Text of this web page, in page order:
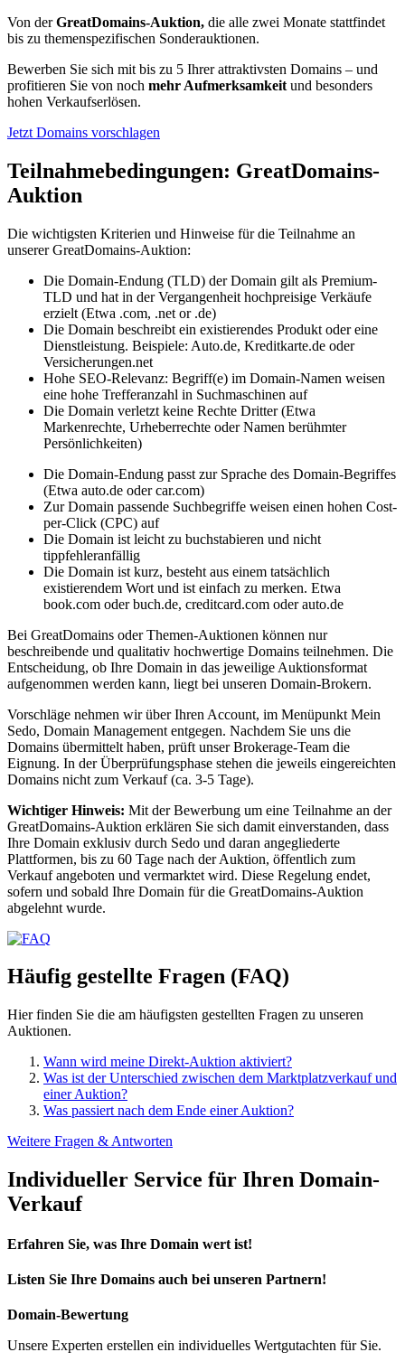
Von derGreatDomains-Auktion, die alle zwei Monate stattfindet
bis zu themenspezifischen Sonderauktionen.
Bewerben Sie sich mit bis zu 5 Ihrer attraktivsten Domains – und
profitieren Sie von noch mehr Aufmerksamkeit und besonders
hohen Verkaufserlösen.
Jetzt Domains vorschlagen
Teilnahmebedingungen: GreatDomains-
Auktion
Die wichtigsten Kriterien und Hinweise für die Teilnahme an
unserer GreatDomains-Auktion:
Die Domain-Endung (TLD) der Domain gilt als Premium-
TLD und hat in der Vergangenheit hochpreisige Verkäufe
erzielt (Etwa .com, .net or .de)
Die Domain beschreibt ein existierendes Produkt oder eine
Dienstleistung. Beispiele: Auto.de, Kreditkarte.de oder
Versicherungen.net
Hohe SEO-Relevanz: Begriff(e) im Domain-Namen weisen
eine hohe Trefferanzahl in Suchmaschinen auf
Die Domain verletzt keine Rechte Dritter (Etwa
Markenrechte, Urheberrechte oder Namen berühmter
Persönlichkeiten)
Die Domain-Endung passt zur Sprache des Domain-Begriffes
(Etwa auto.de oder car.com)
Zur Domain passende Suchbegriffe weisen einen hohen Cost-
per-Click (CPC) auf
Die Domain ist leicht zu buchstabieren und nicht
tippfehleranfällig
Die Domain ist kurz, besteht aus einem tatsächlich
existierendem Wort und ist einfach zu merken. Etwa
book.com oder buch.de, creditcard.com oder auto.de
Bei GreatDomains oder Themen-Auktionen können nur
beschreibende und qualitativ hochwertige Domains teilnehmen. Die
Entscheidung, ob Ihre Domain in das jeweilige Auktionsformat
aufgenommen werden kann, liegt bei unseren Domain-Brokern.
Vorschläge nehmen wir über Ihren Account, im Menüpunkt Mein
Sedo, Domain Management entgegen. Nachdem Sie uns die
Domains übermittelt haben, prüft unser Brokerage-Team die
Eignung. In der Überprüfungsphase stehen die jeweils eingereichten
Domains nicht zum Verkauf (ca. 3-5 Tage).
Wichtiger Hinweis: Mit der Bewerbung um eine Teilnahme an der
GreatDomains-Auktion erklären Sie sich damit einverstanden, dass
Ihre Domain exklusiv durch Sedo und daran angegliederte
Plattformen, bis zu 60 Tage nach der Auktion, öffentlich zum
Verkauf angeboten und vermarktet wird. Diese Regelung endet,
sofern und sobald Ihre Domain für die GreatDomains-Auktion
abgelehnt wurde.
Häufig gestellte Fragen (FAQ)
Hier finden Sie die am häufigsten gestellten Fragen zu unseren
Auktionen.
Wann wird meine Direkt-Auktion aktiviert?
Was ist der Unterschied zwischen dem Marktplatzverkauf und
einer Auktion?
Was passiert nach dem Ende einer Auktion?
Weitere Fragen & Antworten
Individueller Service für Ihren Domain-
Verkauf
Erfahren Sie, was Ihre Domain wert ist!
Listen Sie Ihre Domains auch bei unseren Partnern!
Domain-Bewertung
Unsere Experten erstellen ein individuelles Wertgutachten für Sie.